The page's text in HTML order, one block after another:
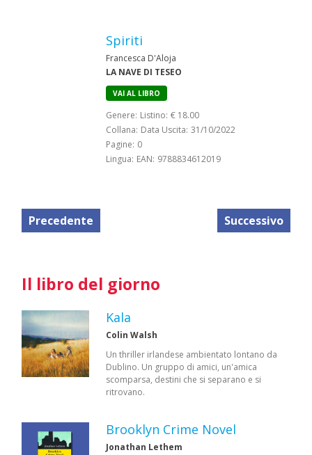
Spiriti
Francesca D'Aloja
LA NAVE DI TESEO
VAI AL LIBRO
Genere: Listino: € 18.00
Collana: Data Uscita: 31/10/2022
Pagine: 0
Lingua: EAN: 9788834612019
Precedente Successivo
Il libro del giorno
Kala
Colin Walsh
Un thriller irlandese ambientato lontano da
Dublino. Un gruppo di amici, un'amica
scomparsa, destini che si separano e si
ritrovano.
Brooklyn Crime Novel
Jonathan Lethem